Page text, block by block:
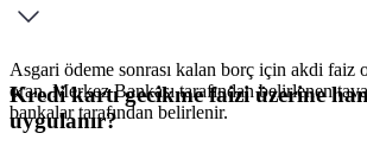
Asgari ödeme sonrası kalan borç için akdi faiz
oran, Merkez Bankası tarafından belirlenen
bankalar tarafından belirlenir.
Kredi kartı gecikme faizi üzerine
uygulanır?